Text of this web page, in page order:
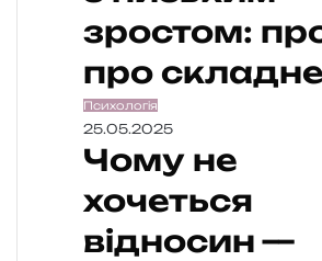
зростом:
про складне
Психологія
25.05.2025
Чому не
хочеться
відносин —